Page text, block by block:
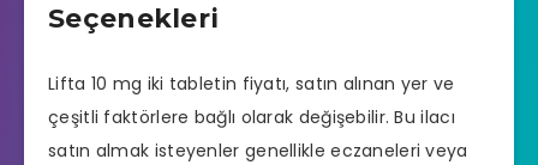
Seçenekleri
Lifta 10 mg iki tabletin fiyatı, satın alınan yer ve
çeşitli faktörlere bağlı olarak değişebilir. Bu ilacı
satın almak isteyenler genellikle eczaneleri veya